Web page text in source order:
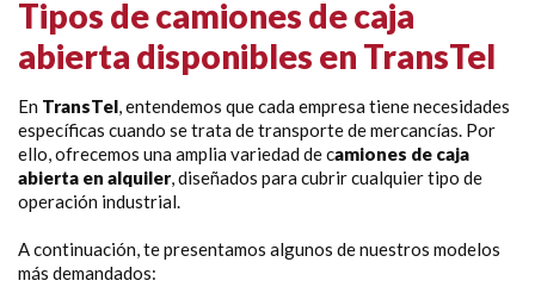
Tipos de camiones de caja
abierta disponibles en TransTel
En TransTel, entendemos que cada empresa tiene necesidades
específicas cuando se trata de transporte de mercancías. Por
ello, ofrecemos una amplia variedad de camiones de caja
abierta en alquiler, diseñados para cubrir cualquier tipo de
operación industrial.
A continuación, te presentamos algunos de nuestros modelos
más demandados: